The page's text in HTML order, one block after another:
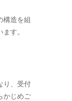
構造を組
す。
り、受付
かじめご